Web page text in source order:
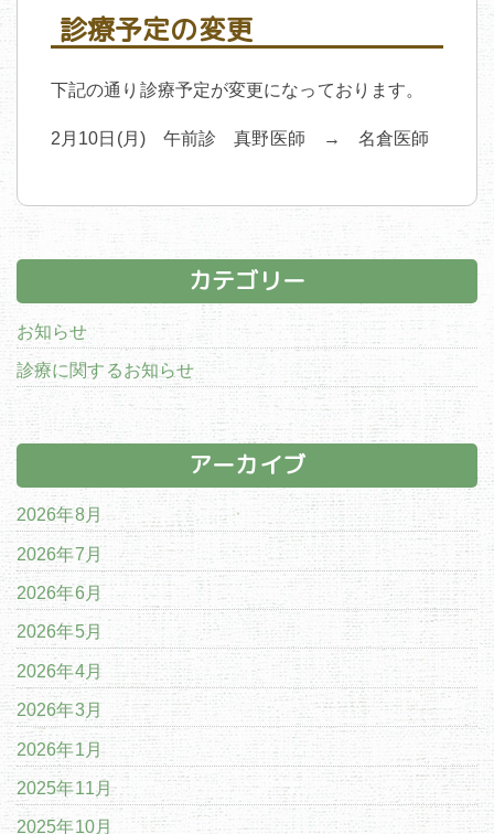
診療予定の変更
下記の通り診療予定が変更になっております。
2月10日(月) 午前診 真野医師 → 名倉医師
カテゴリー
お知らせ
診療に関するお知らせ
アーカイブ
2026年8月
2026年7月
2026年6月
2026年5月
2026年4月
2026年3月
2026年1月
2025年11月
2025年10月